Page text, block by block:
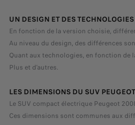
UN DESIGN ET DES
En fonction de la version choisie,
Au niveau du design, des différences
Quant aux technologies, en fonction de
Plus et d’autres.
LES DIMENSIONS DU SUV
Le SUV compact électrique Peugeot
Ces dimensions sont communes aux